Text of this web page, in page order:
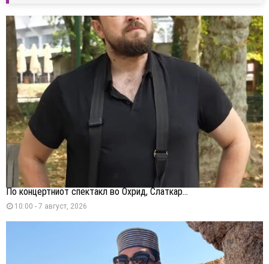
По концертниот спектакл во Охрид, Слаткар...
10:00 - 7 август, 2026